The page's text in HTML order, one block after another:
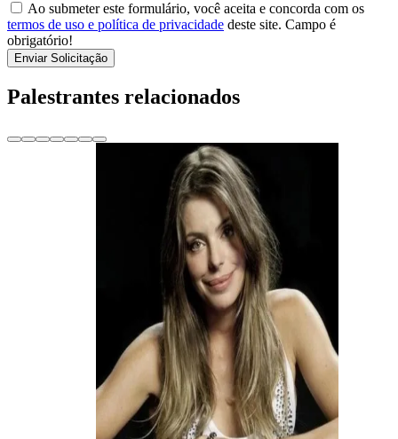
Ao submeter este formulário, você aceita e concorda com os
termos de uso e política de privacidade deste site. Campo é
obrigatório!
Enviar Solicitação
Palestrantes relacionados